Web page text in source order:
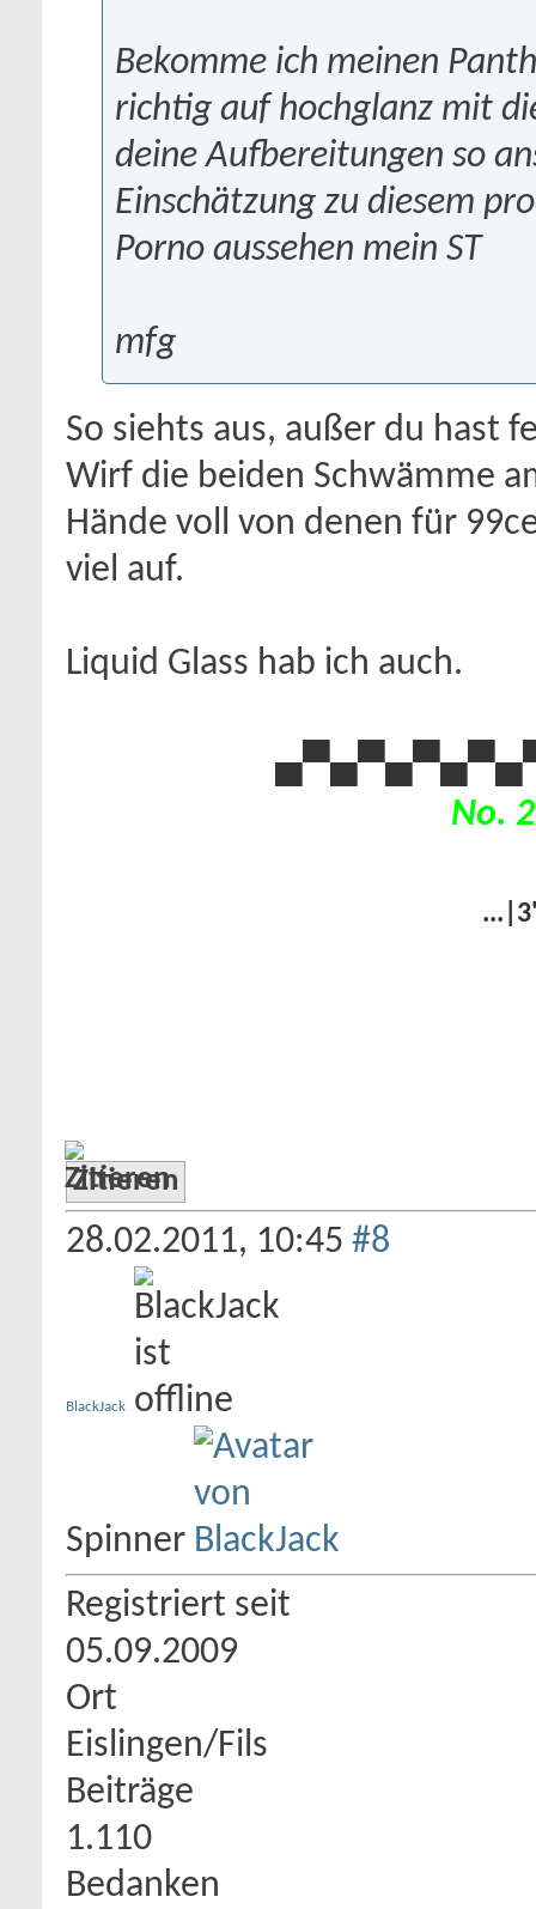
Bekomme ich meinen
richtig auf hochglanz mit
deine Aufbereitungen so
Einschätzung zu diesem
Porno aussehen mein ST
mfg
So siehts aus, außer du hast
Wirf die beiden Schwämme
Hände voll von denen für
viel auf.
Liquid Glass hab ich auch.
▄▀▄▀▄
No.
Zitieren
28.02.2011, 10:45 #8
BlackJack
Spinner
Registriert seit
05.09.2009
Ort
Eislingen/Fils
Beiträge
1.110
Bedanken